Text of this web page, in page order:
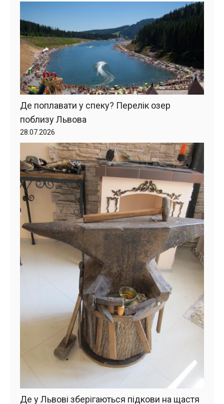
Де поплавати у спеку? Перелік озер
поблизу Львова
28.07.2026
Де у Львові зберігаються підкови на щастя